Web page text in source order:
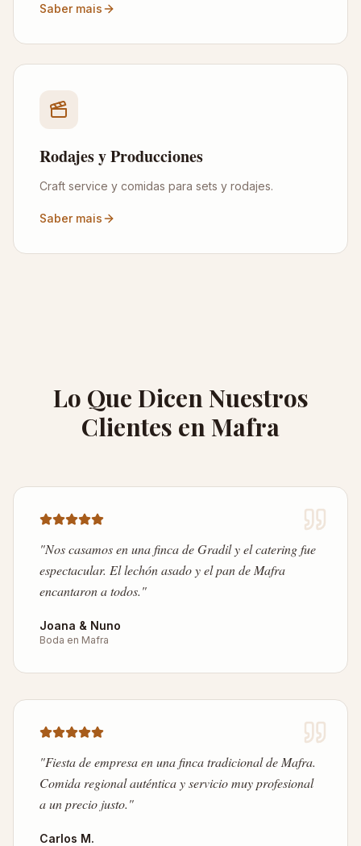
Saber mais
Rodajes y Producciones
Craft service y comidas para sets y rodajes.
Saber mais
Lo Que Dicen Nuestros
Clientes en Mafra
"Nos casamos en una finca de Gradil y el catering fue
espectacular. El lechón asado y el pan de Mafra
encantaron a todos."
Joana & Nuno
Boda en Mafra
"Fiesta de empresa en una finca tradicional de Mafra.
Comida regional auténtica y servicio muy profesional
a un precio justo."
Carlos M.